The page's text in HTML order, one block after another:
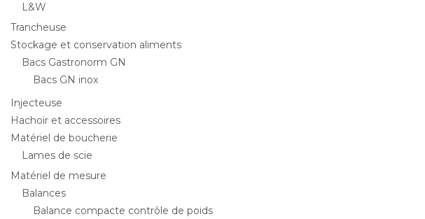
L&W
Trancheuse
Stockage et conservation aliments
Bacs Gastronorm GN
Bacs GN inox
Injecteuse
Hachoir et accessoires
Matériel de boucherie
Lames de scie
Matériel de mesure
Balances
Balance compacte contrôle de poids